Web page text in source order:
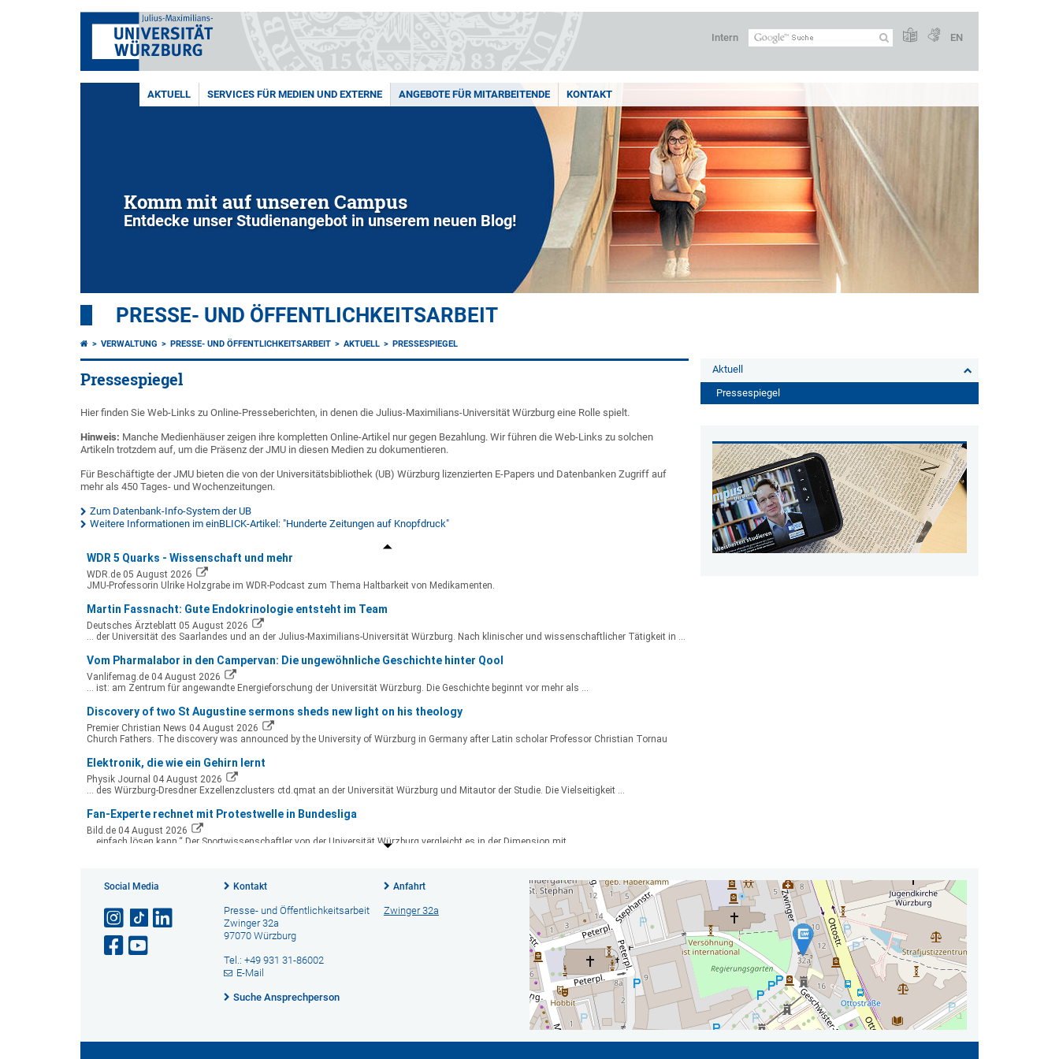
Intern EN
AKTUELL SERVICES FÜR MEDIEN UND EXTERNE ANGEBOTE FÜR MITARBEITENDE KONTAKT
Komm mit auf unseren Campus
Entdecke unser Studienangebot in unserem neuen Blog!
PRESSE- UND ÖFFENTLICHKEITSARBEIT
VERWALTUNG PRESSE- UND ÖFFENTLICHKEITSARBEIT AKTUELL PRESSESPIEGEL
Pressespiegel
Hier finden Sie Web-Links zu Online-Presseberichten, in denen die Julius-Maximilians-Universität Würzburg eine Rolle spielt.
Hinweis: Manche Medienhäuser zeigen ihre kompletten Online-Artikel nur gegen Bezahlung. Wir führen die Web-Links zu solchen
Artikeln trotzdem auf, um die Präsenz der JMU in diesen Medien zu dokumentieren.
Für Beschäftigte der JMU bieten die von der Universitätsbibliothek (UB) Würzburg lizenzierten E-Papers und Datenbanken Zugriff auf
mehr als 450 Tages- und Wochenzeitungen.
Zum Datenbank-Info-System der UB
Weitere Informationen im einBLICK-Artikel: "Hunderte Zeitungen auf Knopfdruck"
Aktuell
Pressespiegel
Social Media Kontakt
Presse- und Öffentlichkeitsarbeit
Zwinger 32a
97070 Würzburg
Tel.: +49 931 31-86002
E-Mail
Suche Ansprechperson
Anfahrt
Zwinger 32a